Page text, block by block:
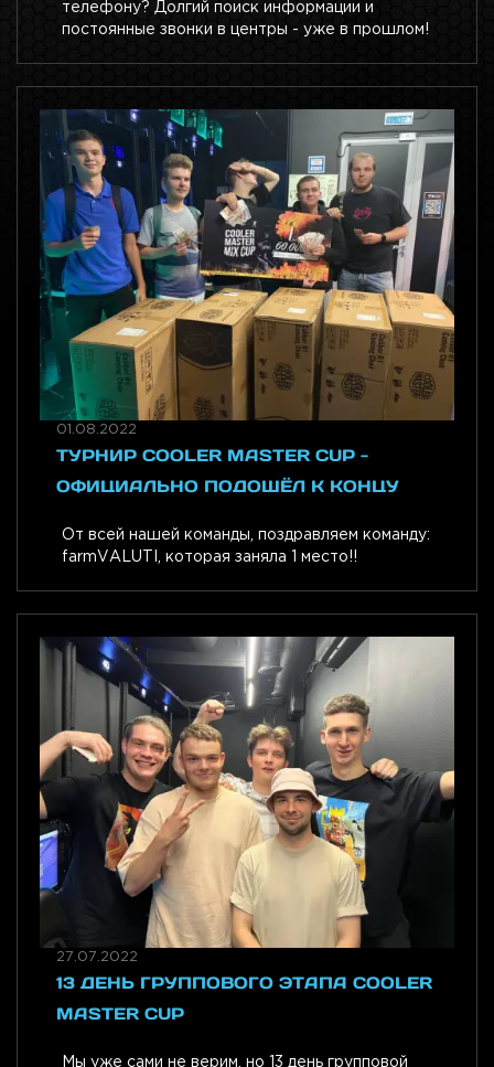
телефону? Долгий поиск информации и
постоянные звонки в центры - уже в прошлом!
01.08.2022
ТУРНИР COOLER MASTER CUP -
ОФИЦИАЛЬНО ПОДОШЁЛ К КОНЦУ
От всей нашей команды, поздравляем команду:
farmVALUTI, которая заняла 1 место!!
27.07.2022
13 ДЕНЬ ГРУППОВОГО ЭТАПА COOLER
MASTER CUP
Мы уже сами не верим, но 13 день групповой